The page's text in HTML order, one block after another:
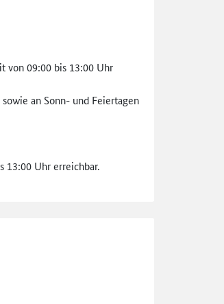
von 09:00 bis 13:00 Uhr
an Sonn- und Feiertagen
13:00 Uhr erreichbar.